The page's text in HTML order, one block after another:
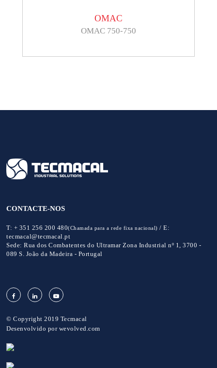
OMAC
OMAC 750-750
CONTACTE-NOS
T: + 351 256 200 480(Chamada para a rede fixa nacional) /E:
tecmacal@tecmacal.pt
Sede: Rua dos Combatentes do Ultramar Zona Industrial nº 1, 3700 -
089 S. João da Madeira - Portugal
© Copyright 2019 Tecmacal
Desenvolvido por wevolved.com